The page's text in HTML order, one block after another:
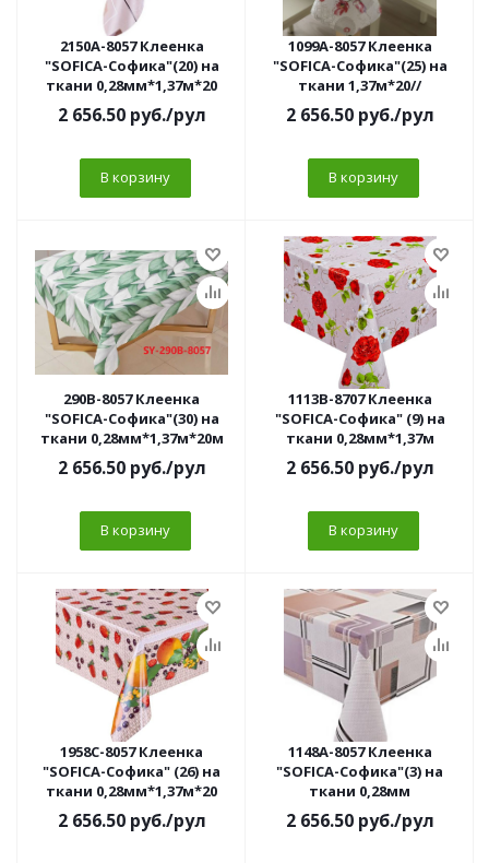
2150A-8057 Клеенка
"SOFICA-Софика"(20) на
ткани 0,28мм*1,37м*20
2 656.50руб./рул
В корзину
1099A-8057 Клеенка
"SOFICA-Софика"(25) на
ткани 1,37м*20//
2 656.50руб./рул
В корзину
290B-8057 Клеенка
"SOFICA-Софика"(30) на
ткани 0,28мм*1,37м*20м
2 656.50руб./рул
В корзину
1113B-8707 Клеенка
"SOFICA-Софика" (9) на
ткани 0,28мм*1,37м
2 656.50руб./рул
В корзину
1958C-8057 Клеенка
"SOFICA-Софика" (26) на
ткани 0,28мм*1,37м*20
2 656.50руб./рул
1148A-8057 Клеенка
"SOFICA-Софика"(3) на
ткани 0,28мм
2 656.50руб./рул